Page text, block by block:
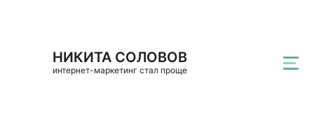
НИКИТА СОЛОВОВ
интернет-маркетинг стал проще